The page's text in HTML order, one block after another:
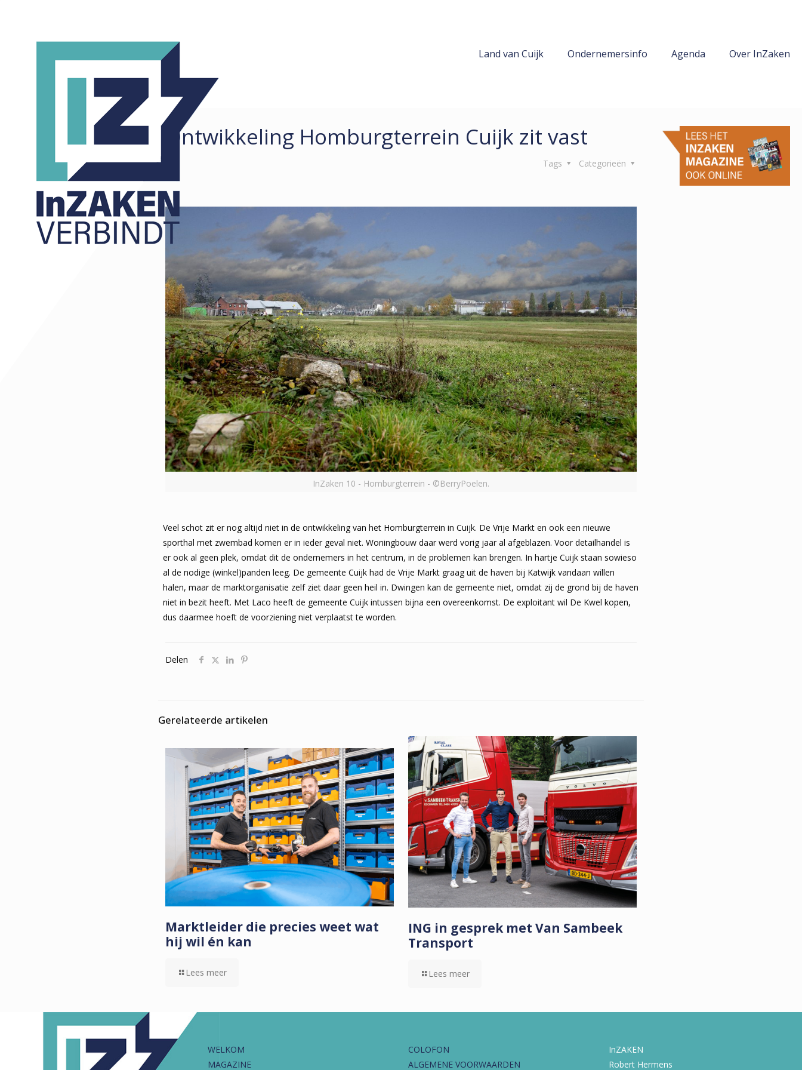
Land van Cuijk Ondernemersinfo Agenda Over InZaken
Ontwikkeling Homburgterrein Cuijk zit vast
Categorieën
Tags
InZaken 10 - Homburgterrein - ©BerryPoelen.
Veel schot zit er nog altijd niet in de ontwikkeling van het Homburgterrein in Cuijk. De Vrije Markt en ook een nieuwe
sporthal met zwembad komen er in ieder geval niet. Woningbouw daar werd vorig jaar al afgeblazen. Voor detailhandel is
er ook al geen plek, omdat dit de ondernemers in het centrum, in de problemen kan brengen. In hartje Cuijk staan sowieso
al de nodige (winkel)panden leeg. De gemeente Cuijk had de Vrije Markt graag uit de haven bij Katwijk vandaan willen
halen, maar de marktorganisatie zelf ziet daar geen heil in. Dwingen kan de gemeente niet, omdat zij de grond bij de haven
niet in bezit heeft. Met Laco heeft de gemeente Cuijk intussen bijna een overeenkomst. De exploitant wil De Kwel kopen,
dus daarmee hoeft de voorziening niet verplaatst te worden.
Delen
Gerelateerde artikelen
Marktleider die precies weet wat
hij wil én kan
Lees meer
ING in gesprek met Van Sambeek
Transport
Lees meer
ARTIKELEN
COLUMNS
KORTE ZAKEN
WELKOM
MAGAZINE
COLOFON
ALGEMENE VOORWAARDEN
InZAKEN
Robert Hermens